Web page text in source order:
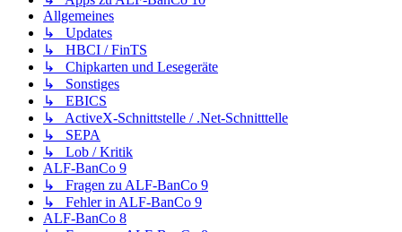
Allgemeines
↳ Updates
↳ HBCI / FinTS
↳ Chipkarten und Lesegeräte
↳ Sonstiges
↳ EBICS
↳ ActiveX-Schnittstelle / .Net-Schnitttelle
↳ SEPA
↳ Lob / Kritik
ALF-BanCo 9
↳ Fragen zu ALF-BanCo 9
↳ Fehler in ALF-BanCo 9
ALF-BanCo 8